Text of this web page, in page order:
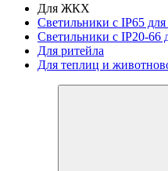
Для ЖКХ
Светильники с IP65
Светильники с IP20-66
Для ритейла
Для теплиц и